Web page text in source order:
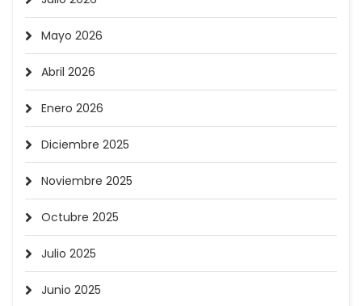
Mayo 2026
Abril 2026
Enero 2026
Diciembre 2025
Noviembre 2025
Octubre 2025
Julio 2025
Junio 2025